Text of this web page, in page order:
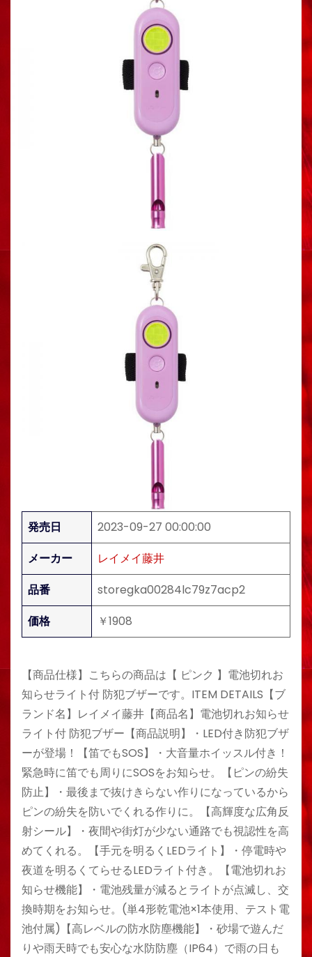
発売日
2023-09-27 00:00:00
メーカー
レイメイ藤井
品番
storegka00284lc79z7acp2
価格
￥1908
【商品仕様】こちらの商品は【 ピンク 】電池切れお
知らせライト付 防犯ブザーです。ITEM DETAILS【ブ
ランド名】レイメイ藤井【商品名】電池切れお知らせ
ライト付 防犯ブザー【商品説明】・LED付き防犯ブザ
ーが登場！【笛でもSOS】・大音量ホイッスル付き！
緊急時に笛でも周りにSOSをお知らせ。【ピンの紛失
防止】・最後まで抜けきらない作りになっているから
ピンの紛失を防いでくれる作りに。【高輝度な広角反
射シール】・夜間や街灯が少ない通路でも視認性を高
めてくれる。【手元を明るくLEDライト】・停電時や
夜道を明るくてらせるLEDライト付き。【電池切れお
知らせ機能】・電池残量が減るとライトが点滅し、交
換時期をお知らせ。(単4形乾電池×1本使用、テスト電
池付属)【高レベルの防水防塵機能】・砂場で遊んだ
りや雨天時でも安心な水防防塵（IP64）で雨の日も